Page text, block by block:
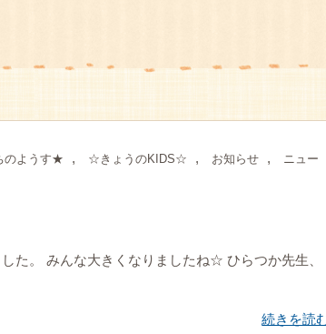
のようす★ , ☆きょうのKIDS☆ , お知らせ ,
ニュー
た。 みんな大きくなりましたね☆ ひらつか先生、
続きを読